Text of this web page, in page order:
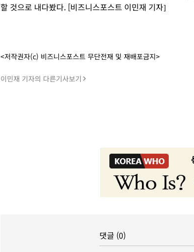
할 것으로 내다봤다. [비즈니스포스트 이민재 기자]
<저작권자(c) 비즈니스포스트 무단전재 및 재배포금지>
이민재 기자의 다른기사보기
댓글 (0)